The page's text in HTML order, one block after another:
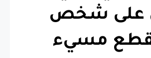
على شخص
مسيء